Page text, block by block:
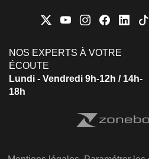
NOS EXPERTS À VOTRE
ÉCOUTE
Lundi - Vendredi 9h-12h / 14h-
18h